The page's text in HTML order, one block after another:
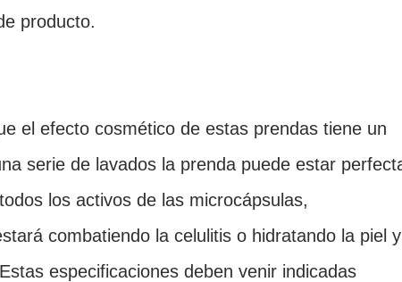
producto.
el efecto cosmético de estas prendas tiene un
serie de lavados la prenda puede estar
los activos de las microcápsulas,
combatiendo la celulitis o hidratando la piel y
especificaciones deben venir indicadas